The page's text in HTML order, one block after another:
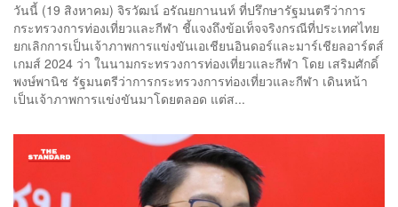
วันนี้ (19 สิงหาคม) จิรวัฒน์ อรัณยกานนท์ ที่ปรึกษารัฐมนตรีว่าการ
กระทรวงการท่องเที่ยวและกีฬา ชี้แจงถึงข้อเท็จจริงกรณีที่ประเทศไทย
ยกเลิกการเป็นเจ้าภาพการแข่งขันเอเชียนอินดอร์และมาร์เชียลอาร์ตส์
เกมส์ 2024 ว่า ในนามกระทรวงการท่องเที่ยวและกีฬา โดย เสริมศักดิ์
พงษ์พานิช รัฐมนตรีว่าการกระทรวงการท่องเที่ยวและกีฬา เดินหน้า
เป็นเจ้าภาพการแข่งขันมาโดยตลอด แต่ส...